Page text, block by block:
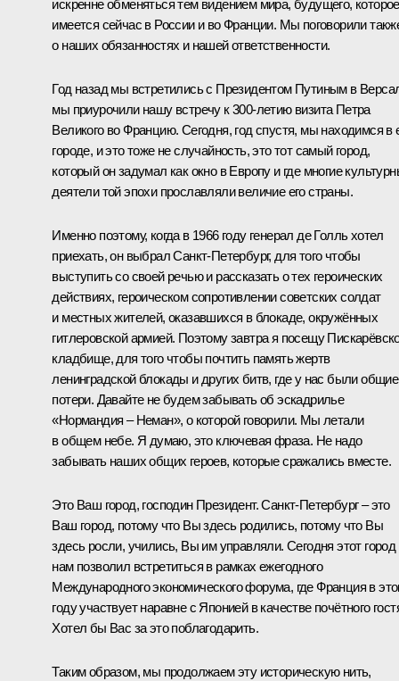
искренне обменяться тем видением мира, будущего, которое
имеется сейчас в России и во Франции. Мы поговорили
о наших обязанностях и нашей ответственности.
Год назад мы встретились с Президентом Путиным в
мы приурочили нашу встречу к 300‑летию визита Петра
Великого во Францию. Сегодня, год спустя, мы находимся в
городе, и это тоже не случайность, это тот самый город,
который он задумал как окно в Европу и где многие
деятели той эпохи прославляли величие его страны.
Именно поэтому, когда в 1966 году генерал де Голль хотел
приехать, он выбрал Санкт-Петербург, для того чтобы
выступить со своей речью и рассказать о тех героических
действиях, героическом сопротивлении советских солдат
и местных жителей, оказавшихся в блокаде, окружённых
гитлеровской армией. Поэтому завтра я посещу
кладбище, для того чтобы почтить память жертв
ленинградской блокады и других битв, где у нас были общие
потери. Давайте не будем забывать об эскадрилье
«Нормандия – Неман», о которой говорили. Мы летали
в общем небе. Я думаю, это ключевая фраза. Не надо
забывать наших общих героев, которые сражались вместе.
Это Ваш город, господин Президент. Санкт-Петербург – это
Ваш город, потому что Вы здесь родились, потому что Вы
здесь росли, учились, Вы им управляли. Сегодня этот город
нам позволил встретиться в рамках ежегодного
Международного экономического форума, где Франция в
году участвует наравне с Японией в качестве почётного
Хотел бы Вас за это поблагодарить.
Таким образом, мы продолжаем эту историческую нить,